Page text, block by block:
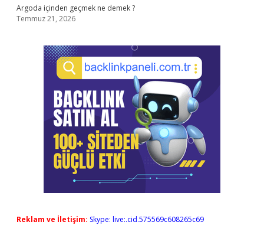
Argoda içinden geçmek ne demek ?
Temmuz 21, 2026
Reklam ve İletişim: Skype: live:.cid.575569c608265c69